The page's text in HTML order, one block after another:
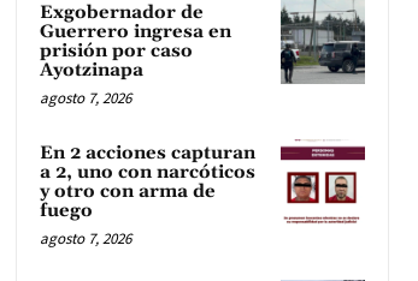
Exgobernador de
Guerrero ingresa en
prisión por caso
Ayotzinapa
agosto 7, 2026
En 2 acciones capturan
a 2, uno con narcóticos
y otro con arma de
fuego
agosto 7, 2026